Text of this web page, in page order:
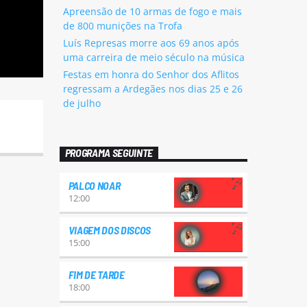
Apreensão de 10 armas de fogo e mais
de 800 munições na Trofa
Luís Represas morre aos 69 anos após
uma carreira de meio século na música
Festas em honra do Senhor dos Aflitos
regressam a Ardegães nos dias 25 e 26
de julho
PROGRAMA SEGUINTE
PALCO NOAR
12:00
VIAGEM DOS DISCOS
15:00
FIM DE TARDE
18:00